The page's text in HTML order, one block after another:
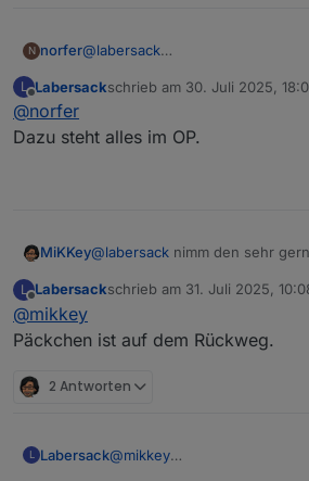
N norfer@labersack
das Päckchen schicken?
L
Offline
Labersackschrieb am 30. Juli 2025,
zuletzt editiert von
@norfer
Dazu steht alles im OP.
MiKKey@labersack nimm den sehr
Nur so macht es für alle Sinn!
Rücksendelabel ist auf dem Weg.
L
Offline
Labersackschrieb am 31. Juli 2025,
zuletzt editiert von
@mikkey
Päckchen ist auf dem Rückweg.
2 Antworten
L Labersack@mikkey